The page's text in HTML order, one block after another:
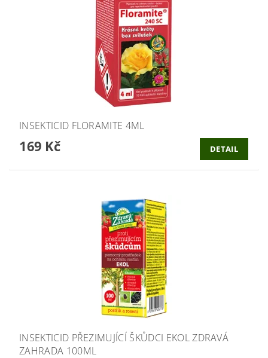
INSEKTICID FLORAMITE 4ML
169 Kč DETAIL
INSEKTICID PŘEZIMUJÍCÍ ŠKŮDCI EKOL ZDRAVÁ
ZAHRADA 100ML